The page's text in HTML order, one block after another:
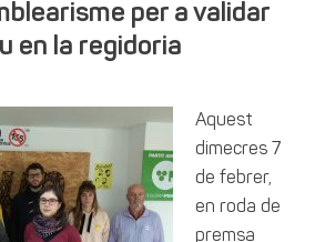
per a validar
en la regidoria
Aquest
dimecres 7
de febrer,
en roda de
premsa